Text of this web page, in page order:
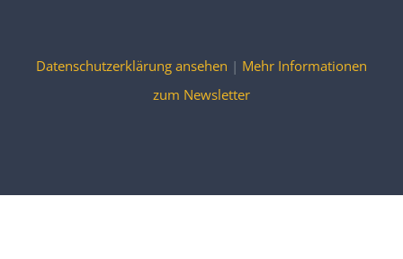
Datenschutzerklärung ansehen | Mehr Informationen
zum Newsletter